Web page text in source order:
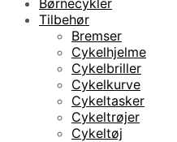
Børnecykler
Tilbehør
Bremser
Cykelhjelme
Cykelbriller
Cykelkurve
Cykeltasker
Cykeltrøjer
Cykeltøj